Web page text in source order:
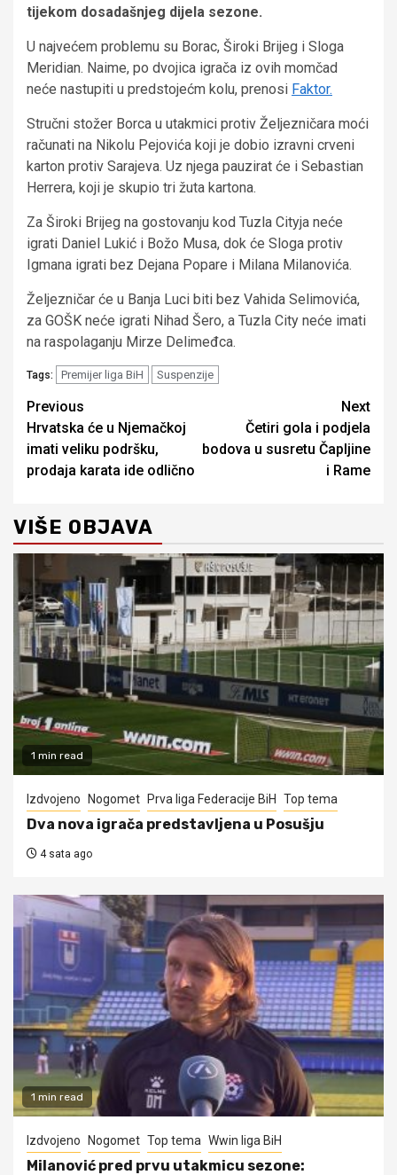
tijekom dosadašnjeg dijela sezone.
U najvećem problemu su Borac, Široki Brijeg i Sloga
Meridian. Naime, po dvojica igrača iz ovih momčad
neće nastupiti u predstojećm kolu, prenosi Faktor.
Stručni stožer Borca u utakmici protiv Željezničara moći
računati na Nikolu Pejovića koji je dobio izravni crveni
karton protiv Sarajeva. Uz njega pauzirat će i Sebastian
Herrera, koji je skupio tri žuta kartona.
Za Široki Brijeg na gostovanju kod Tuzla Cityja neće
igrati Daniel Lukić i Božo Musa, dok će Sloga protiv
Igmana igrati bez Dejana Popare i Milana Milanovića.
Željezničar će u Banja Luci biti bez Vahida Selimovića,
za GOŠK neće igrati Nihad Šero, a Tuzla City neće imati
na raspolaganju Mirze Delimeđca.
Tags: Premijer liga BiH Suspenzije
Continue
Reading
Previous
Hrvatska će u Njemačkoj
imati veliku podršku,
prodaja karata ide odlično
Next
Četiri gola i podjela
bodova u susretu Čapljine
i Rame
VIŠE OBJAVA
1 min read
Izdvojeno Nogomet Prva liga Federacije BiH Top tema
Dva nova igrača predstavljena u Posušju
4 sata ago
1 min read
Izdvojeno Nogomet Top tema Wwin liga BiH
Milanović pred prvu utakmicu sezone: